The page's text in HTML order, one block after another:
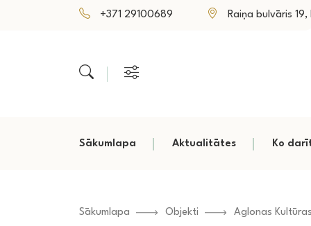
+371 29100689 Raiņa bulvāris 19,
Sākumlapa Aktualitātes Ko
Sākumlapa Objekti Aglonas